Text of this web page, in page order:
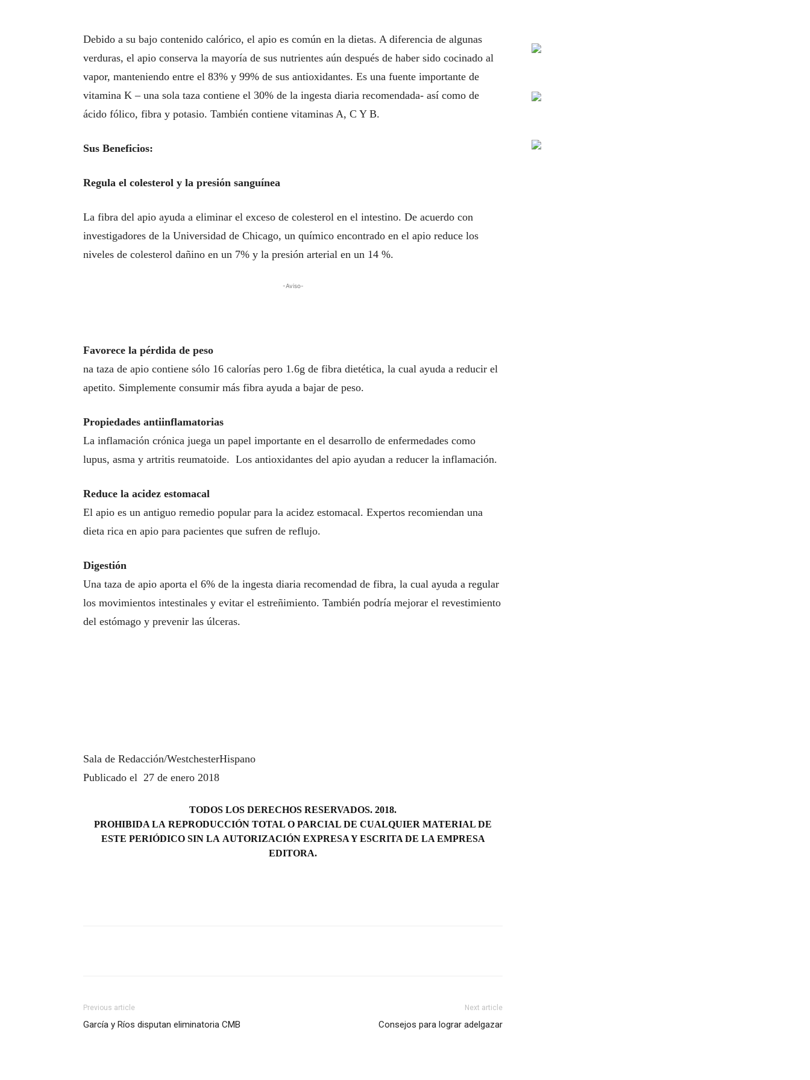
Debido a su bajo contenido calórico, el apio es común en la dietas. A diferencia de algunas
verduras, el apio conserva la mayoría de sus nutrientes aún después de haber sido cocinado al
vapor, manteniendo entre el 83% y 99% de sus antioxidantes. Es una fuente importante de
vitamina K – una sola taza contiene el 30% de la ingesta diaria recomendada- así como de
ácido fólico, fibra y potasio. También contiene vitaminas A, C Y B.
Sus Beneficios:
Regula el colesterol y la presión sanguínea
La fibra del apio ayuda a eliminar el exceso de colesterol en el intestino. De acuerdo con
investigadores de la Universidad de Chicago, un químico encontrado en el apio reduce los
niveles de colesterol dañino en un 7% y la presión arterial en un 14 %.
-Aviso-
Favorece la pérdida de peso
na taza de apio contiene sólo 16 calorías pero 1.6g de fibra dietética, la cual ayuda a reducir el
apetito. Simplemente consumir más fibra ayuda a bajar de peso.
Propiedades antiinflamatorias
La inflamación crónica juega un papel importante en el desarrollo de enfermedades como
lupus, asma y artritis reumatoide. Los antioxidantes del apio ayudan a reducer la inflamación.
Reduce la acidez estomacal
El apio es un antiguo remedio popular para la acidez estomacal. Expertos recomiendan una
dieta rica en apio para pacientes que sufren de reflujo.
Digestión
Una taza de apio aporta el 6% de la ingesta diaria recomendad de fibra, la cual ayuda a regular
los movimientos intestinales y evitar el estreñimiento. También podría mejorar el revestimiento
del estómago y prevenir las úlceras.
Sala de Redacción/WestchesterHispano
Publicado el 27 de enero 2018
TODOS LOS DERECHOS RESERVADOS. 2018.
PROHIBIDA LA REPRODUCCIÓN TOTAL O PARCIAL DE CUALQUIER MATERIAL DE
ESTE PERIÓDICO SIN LA AUTORIZACIÓN EXPRESA Y ESCRITA DE LA EMPRESA
EDITORA.
Previous article
García y Ríos disputan eliminatoria CMB
Next article
Consejos para lograr adelgazar